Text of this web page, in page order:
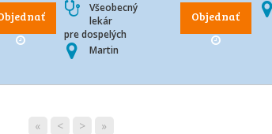
Všeobecný
lekár
pre dospelých
Martin
Objednať
« < > »